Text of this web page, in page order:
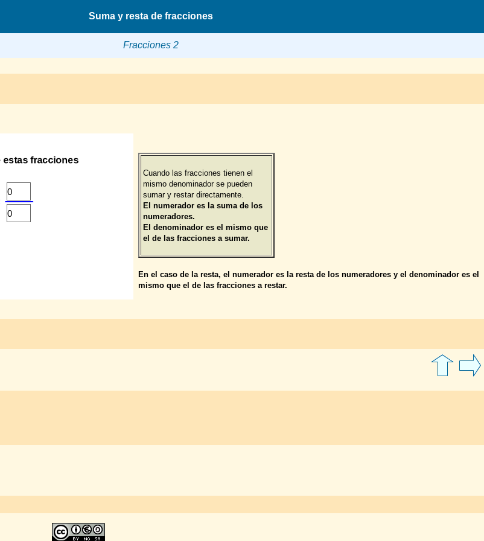
Suma y resta de fracciones
Fracciones 2
Cuando las fracciones tienen el
mismo denominador se pueden
sumar y restar directamente.
El numerador es la suma de los
numeradores.
El denominador es el mismo que
el de las fracciones a sumar.
En el caso de la resta, el numerador es la resta de los numeradores y el denominador es el
mismo que el de las fracciones a restar.